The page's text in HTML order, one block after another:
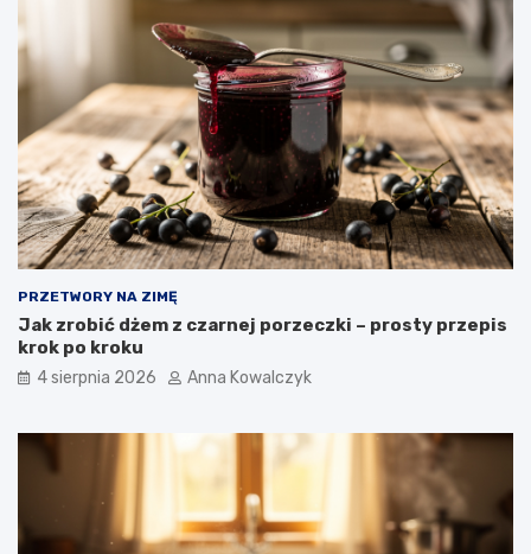
PRZETWORY NA ZIMĘ
Jak zrobić dżem z czarnej porzeczki – prosty przepis
krok po kroku
4 sierpnia 2026 Anna Kowalczyk